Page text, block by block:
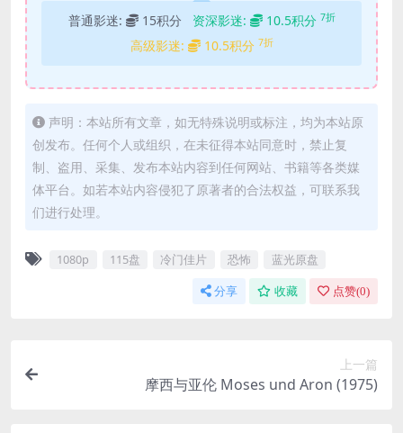
普通影迷: 15积分 资深影迷: 10.5积分 7折
高级影迷: 10.5积分 7折
声明：本站所有文章，如无特殊说明或标注，均为本站原
创发布。任何个人或组织，在未征得本站同意时，禁止复
制、盗用、采集、发布本站内容到任何网站、书籍等各类媒
体平台。如若本站内容侵犯了原著者的合法权益，可联系我
们进行处理。
1080p 115盘 冷门佳片 恐怖 蓝光原盘
分享 收藏 点赞(0)
上一篇
摩西与亚伦 Moses und Aron (1975)